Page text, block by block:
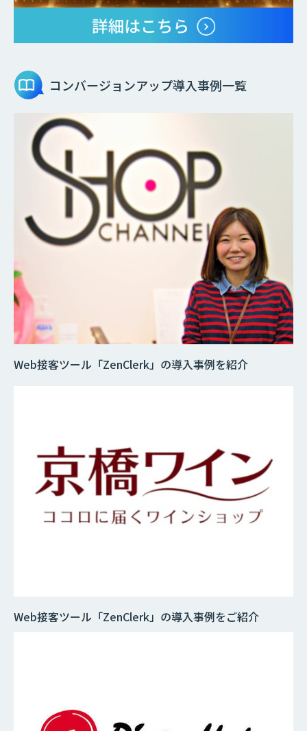
コンバージョンアップ導入事例一覧
Web接客ツール「ZenClerk」の導入事例をご紹介
Web接客ツール「ZenClerk」の導入事例を紹介